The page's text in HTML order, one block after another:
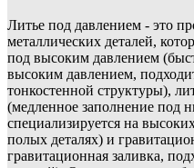
Литье под давлением - это
металлических деталей,
под высоким давлением
высоким давлением,
тонкостенной структуры),
(медленное заполнение под
специализируется на
полых деталях) и
гравитационная заливка,